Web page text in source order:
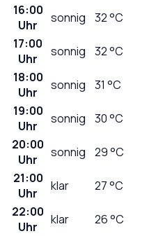
16:00
Uhr
sonnig 32°C
17:00
Uhr
sonnig 32°C
18:00
Uhr
sonnig 31 °C
19:00
Uhr
sonnig 30°C
20:00
Uhr
sonnig 29°C
21:00
Uhr
klar 27°C
22:00
Uhr
klar 26°C